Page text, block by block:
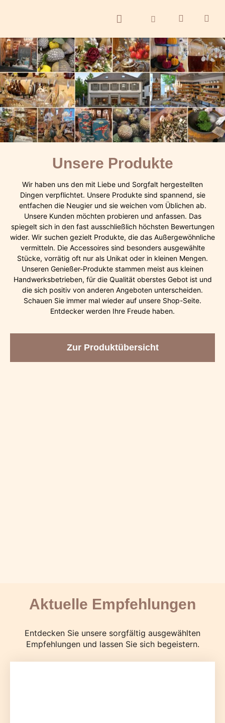
Unsere Produkte
Wir haben uns den mit Liebe und Sorgfalt hergestellten
Dingen verpflichtet. Unsere Produkte sind spannend, sie
entfachen die Neugier und sie weichen vom Üblichen ab.
Unsere Kunden möchten probieren und anfassen. Das
spiegelt sich in den fast ausschließlich höchsten Bewertungen
wider. Wir suchen gezielt Produkte, die das Außergewöhnliche
vermitteln. Die Accessoires sind besonders ausgewählte
Stücke, vorrätig oft nur als Unikat oder in kleinen Mengen.
Unseren Genießer-Produkte stammen meist aus kleinen
Handwerksbetrieben, für die Qualität oberstes Gebot ist und
die sich positiv von anderen Angeboten unterscheiden.
Schauen Sie immer mal wieder auf unsere Shop-Seite.
Entdecker werden Ihre Freude haben.
Zur Produktübersicht
Aktuelle Empfehlungen
Entdecken Sie unsere sorgfältig ausgewählten
Empfehlungen und lassen Sie sich begeistern.